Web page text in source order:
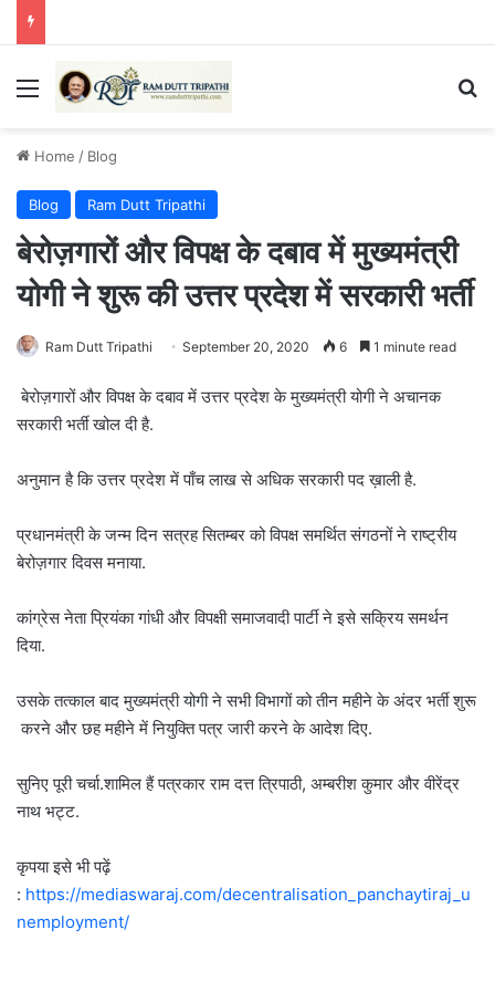
Menu
Home / Blog
Blog Ram Dutt Tripathi
बेरोज़गारों और विपक्ष के दबाव में मुख्यमंत्री
योगी ने शुरू की उत्तर प्रदेश में सरकारी भर्ती
Ram Dutt Tripathi September 20, 2020 6 1 minute read
बेरोज़गारों और विपक्ष के दबाव में उत्तर प्रदेश के मुख्यमंत्री योगी ने अचानक
सरकारी भर्ती खोल दी है.
अनुमान है कि उत्तर प्रदेश में पाँच लाख से अधिक सरकारी पद ख़ाली है.
प्रधानमंत्री के जन्म दिन सत्रह सितम्बर को विपक्ष समर्थित संगठनों ने राष्ट्रीय
बेरोज़गार दिवस मनाया.
कांग्रेस नेता प्रियंका गांधी और विपक्षी समाजवादी पार्टी ने इसे सक्रिय समर्थन
दिया.
उसके तत्काल बाद मुख्यमंत्री योगी ने सभी विभागों को तीन महीने के अंदर भर्ती शुरू
करने और छह महीने में नियुक्ति पत्र जारी करने के आदेश दिए.
सुनिए पूरी चर्चा.शामिल हैं पत्रकार राम दत्त त्रिपाठी, अम्बरीश कुमार और वीरेंद्र
नाथ भट्ट.
कृपया इसे भी पढ़ें
: https://mediaswaraj.com/decentralisation_panchaytiraj_u
nemployment/